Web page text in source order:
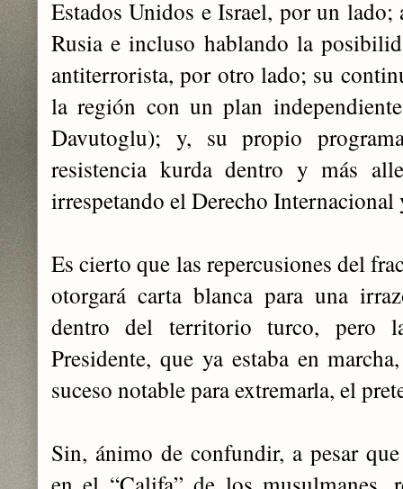
Estados Unidos e Israel, por un lado;
Rusia e incluso hablando la
antiterrorista, por otro lado; su
la región con un plan
Davutoglu); y, su propio
resistencia kurda dentro y más
irrespetando el Derecho
Es cierto que las repercusiones del
otorgará carta blanca para una
dentro del territorio turco, pero
Presidente, que ya estaba en
suceso notable para extremarla, el
Sin, ánimo de confundir, a pesar